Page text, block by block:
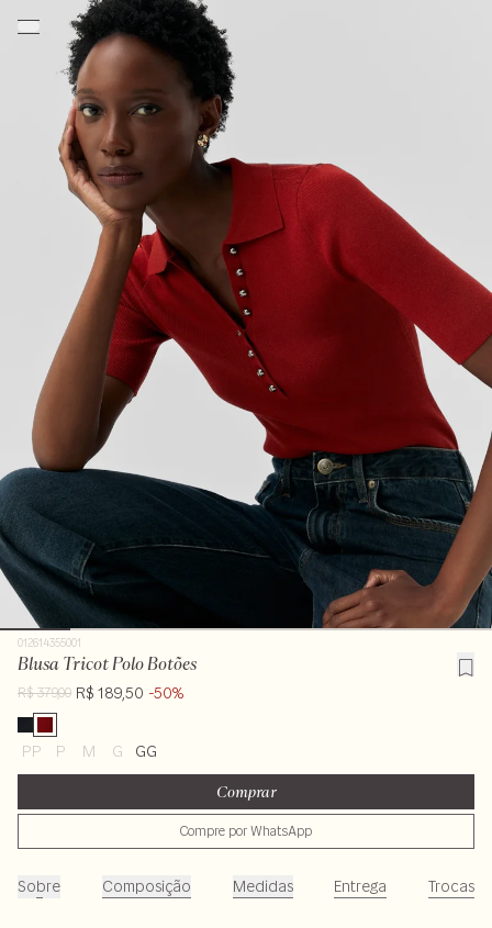
012614355001
Blusa Tricot Polo Botões
R$ 379,00 R$ 189,50 -50%
PP P M G GG
Comprar
Compre por WhatsApp
Sobre Composição Medidas Entrega Trocas